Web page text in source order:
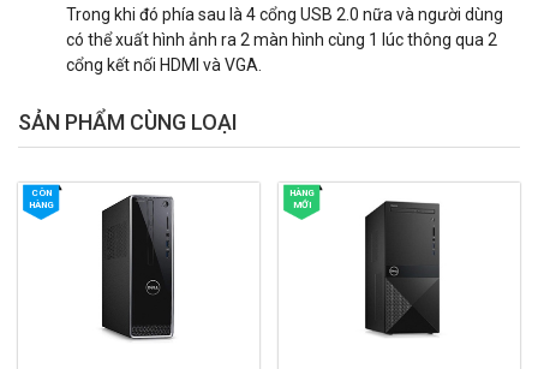
Trong khi đó phía sau là 4 cổng USB 2.0 nữa và người dùng
có thể xuất hình ảnh ra 2 màn hình cùng 1 lúc thông qua 2
cổng kết nối HDMI và VGA.
SẢN PHẨM CÙNG LOẠI
CÒN
HÀNG
HÀNG
MỚI